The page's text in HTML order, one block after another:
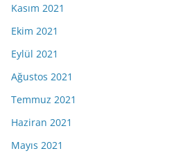
Kasım 2021
Ekim 2021
Eylül 2021
Ağustos 2021
Temmuz 2021
Haziran 2021
Mayıs 2021